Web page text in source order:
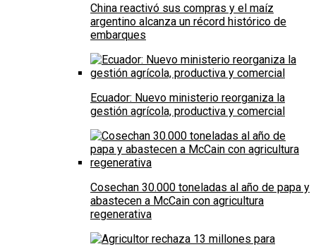
China reactivó sus compras y el maíz
argentino alcanza un récord histórico de
embarques
Ecuador: Nuevo ministerio reorganiza la
gestión agrícola, productiva y comercial
Cosechan 30.000 toneladas al año de papa y
abastecen a McCain con agricultura
regenerativa